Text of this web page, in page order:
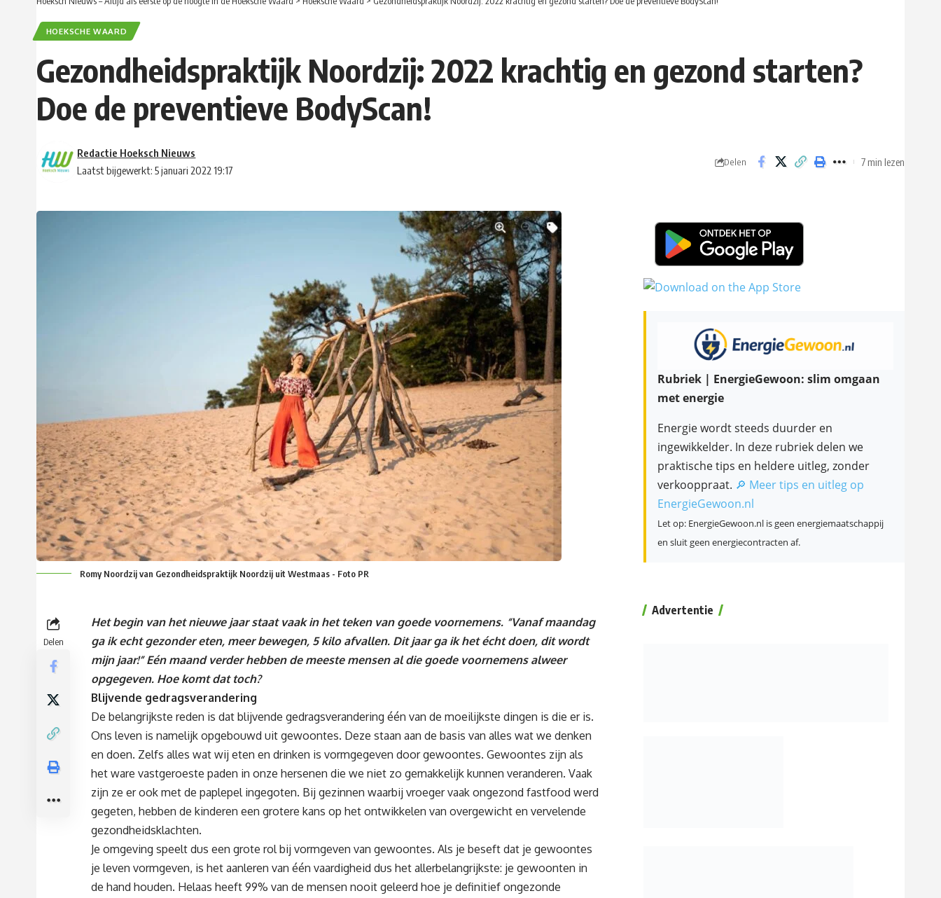
HOEKSCHE WAARD
Gezondheidspraktijk Noordzij: 2022 krachtig en gezond starten?
Doe de preventieve BodyScan!
Laatst bijgewerkt: 5 januari 2022 19:17
Redactie Hoeksch Nieuws
Delen 7 min lezen
Romy Noordzij van Gezondheidspraktijk Noordzij uit Westmaas - Foto PR
Delen
Het begin van het nieuwe jaar staat vaak in het teken van goede voornemens. “Vanaf maandag
ga ik echt gezonder eten, meer bewegen, 5 kilo afvallen. Dit jaar ga ik het écht doen, dit wordt
mijn jaar!” Eén maand verder hebben de meeste mensen al die goede voornemens alweer
opgegeven. Hoe komt dat toch?
Blijvende gedragsverandering
De belangrijkste reden is dat blijvende gedragsverandering één van de moeilijkste dingen is die er is.
Ons leven is namelijk opgebouwd uit gewoontes. Deze staan aan de basis van alles wat we denken
en doen. Zelfs alles wat wij eten en drinken is vormgegeven door gewoontes. Gewoontes zijn als
het ware vastgeroeste paden in onze hersenen die we niet zo gemakkelijk kunnen veranderen. Vaak
zijn ze er ook met de paplepel ingegoten. Bij gezinnen waarbij vroeger vaak ongezond fastfood werd
gegeten, hebben de kinderen een grotere kans op het ontwikkelen van overgewicht en vervelende
gezondheidsklachten.
Je omgeving speelt dus een grote rol bij vormgeven van gewoontes. Als je beseft dat je gewoontes
je leven vormgeven, is het aanleren van één vaardigheid dus het allerbelangrijkste: je gewoonten in
de hand houden. Helaas heeft 99% van de mensen nooit geleerd hoe je definitief ongezonde
Rubriek | EnergieGewoon: slim omgaan
met energie
Energie wordt steeds duurder en
ingewikkelder. In deze rubriek delen we
praktische tips en heldere uitleg, zonder
verkooppraat. 🔎 Meer tips en uitleg op
EnergieGewoon.nl
Let op: EnergieGewoon.nl is geen energiemaatschappij
en sluit geen energiecontracten af.
Advertentie